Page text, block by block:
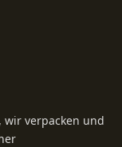
wir verpacken und